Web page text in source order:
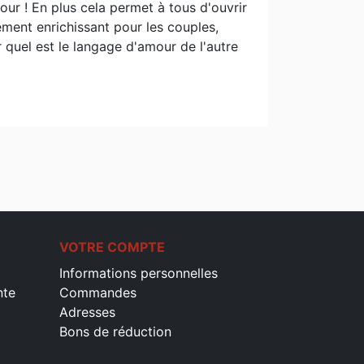
! En plus cela permet à tous d'ouvrir
enrichissant pour les couples,
quel est le langage d'amour de l'autre
VOTRE COMPTE
Informations personnelles
Commandes
Adresses
Bons de réduction